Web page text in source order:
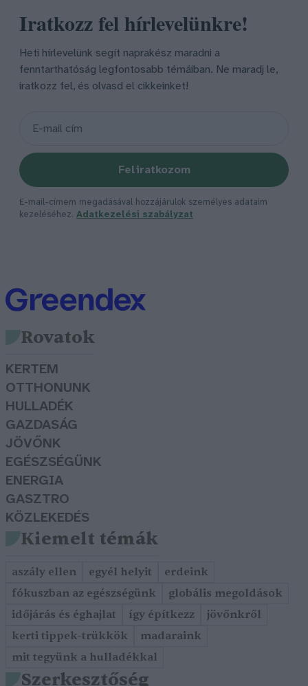
Iratkozz fel hírlevelünkre!
Heti hírlevelünk segít naprakész maradni a
fenntarthatóság legfontosabb témáiban. Ne maradj le,
iratkozz fel, és olvasd el cikkeinket!
Feliratkozom
E-mail-címem megadásával hozzájárulok személyes adataim
kezeléséhez. Adatkezelési szabályzat
Rovatok
KERTEM
OTTHONUNK
HULLADÉK
GAZDASÁG
JÖVŐNK
EGÉSZSÉGÜNK
ENERGIA
GASZTRO
KÖZLEKEDÉS
Kiemelt témák
aszály ellen egyél helyit
erdeink
fókuszban az egészségünk
globális megoldások
időjárás és éghajlat
így építkezz
jövőnkről
kerti tippek-trükkök
madaraink
mit tegyünk a hulladékkal
Szerkesztőség